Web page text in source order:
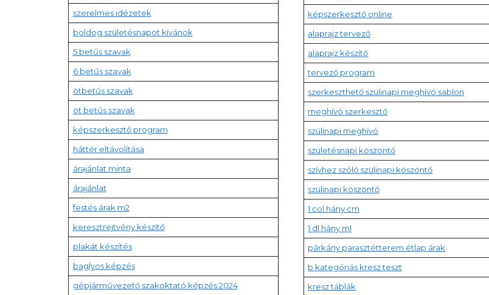
szerelmes idézetek
boldog születésnapot kívánok
5 betűs szavak
6 betűs szavak
ötbetűs szavak
öt betűs szavak
képszerkesztő program
háttér eltávolítása
árajánlat minta
árajánlat
festés árak m2
keresztrejtvény készítő
plakát készítés
baglyos képzés
gépjárművezető szakoktató képzés 2024
képszerkesztő online
alaprajz tervező
alaprajz készítő
tervező program
szerkeszthető szülinapi meghívó sablon
meghívó szerkesztő
szülinapi meghívó
születésnapi köszöntő
szívhez szóló szülinapi köszöntő
szülinapi köszöntő
1 col hány cm
1 dl hány ml
párkány parasztétterem étlap árak
b kategóriás kresz teszt
kresz táblák